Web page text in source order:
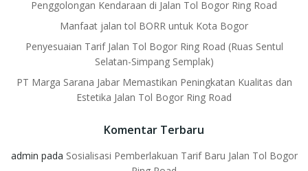
Penggolongan Kendaraan di Jalan Tol Bogor Ring Road
Manfaat jalan tol BORR untuk Kota Bogor
Penyesuaian Tarif Jalan Tol Bogor Ring Road (Ruas Sentul
Selatan-Simpang Semplak)
PT Marga Sarana Jabar Memastikan Peningkatan Kualitas dan
Estetika Jalan Tol Bogor Ring Road
Komentar Terbaru
admin pada Sosialisasi Pemberlakuan Tarif Baru Jalan Tol Bogor